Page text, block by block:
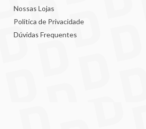
Nossas Lojas
Política de Privacidade
Dúvidas Frequentes